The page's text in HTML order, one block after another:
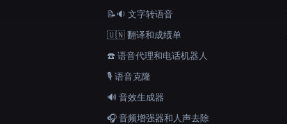
📝🔉 文字转语音
🇺🇳 翻译和成绩单
☎️ 语音代理和电话机器人
🎙️ 语音克隆
🔊 音效生成器
🎧 音频增强器和人声去除